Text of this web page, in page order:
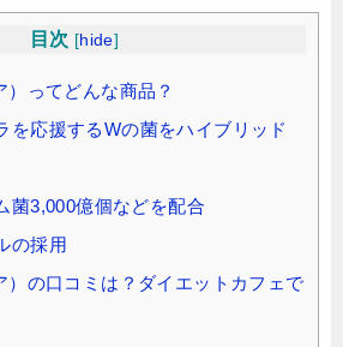
目次 [hide]
ってどんな商品？
を応援するWの菌をハイブリッド
菌3,000億個などを配合
の採用
）の口コミは？ダイエットカフェで